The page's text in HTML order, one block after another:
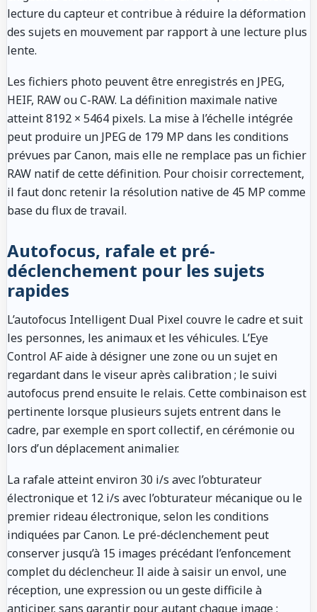
lecture du capteur et contribue à réduire la déformation
des sujets en mouvement par rapport à une lecture plus
lente.
Les fichiers photo peuvent être enregistrés en JPEG,
HEIF, RAW ou C-RAW. La définition maximale native
atteint 8192 × 5464 pixels. La mise à l’échelle intégrée
peut produire un JPEG de 179 MP dans les conditions
prévues par Canon, mais elle ne remplace pas un fichier
RAW natif de cette définition. Pour choisir correctement,
il faut donc retenir la résolution native de 45 MP comme
base du flux de travail.
Autofocus, rafale et pré-
déclenchement pour les sujets
rapides
L’autofocus Intelligent Dual Pixel couvre le cadre et suit
les personnes, les animaux et les véhicules. L’Eye
Control AF aide à désigner une zone ou un sujet en
regardant dans le viseur après calibration ; le suivi
autofocus prend ensuite le relais. Cette combinaison est
pertinente lorsque plusieurs sujets entrent dans le
cadre, par exemple en sport collectif, en cérémonie ou
lors d’un déplacement animalier.
La rafale atteint environ 30 i/s avec l’obturateur
électronique et 12 i/s avec l’obturateur mécanique ou le
premier rideau électronique, selon les conditions
indiquées par Canon. Le pré-déclenchement peut
conserver jusqu’à 15 images précédant l’enfoncement
complet du déclencheur. Il aide à saisir un envol, une
réception, une expression ou un geste difficile à
anticiper, sans garantir pour autant chaque image :